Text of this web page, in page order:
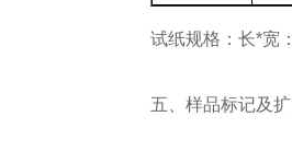
试纸规格：长*宽
五、样品标记及